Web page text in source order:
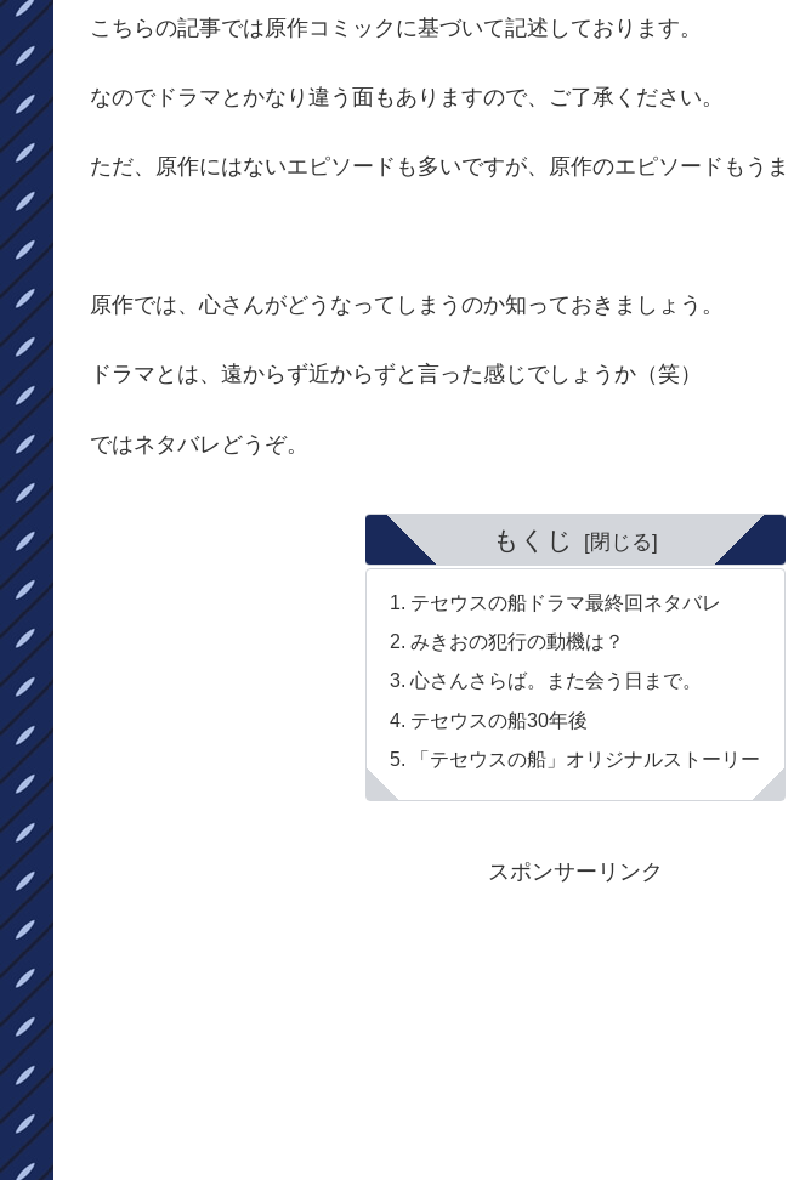
こちらの記事では原作コミックに基づいて記述しております。
なのでドラマとかなり違う面もありますので、ご了承ください。
ただ、原作にはないエピソードも多いですが、原作のエピソードもうま
原作では、心さんがどうなってしまうのか知っておきましょう。
ドラマとは、遠からず近からずと言った感じでしょうか（笑）
ではネタバレどうぞ。
もくじ
テセウスの船ドラマ最終回ネタバレ
みきおの犯行の動機は？
心さんさらば。また会う日まで。
テセウスの船30年後
「テセウスの船」オリジナルストーリー
スポンサーリンク